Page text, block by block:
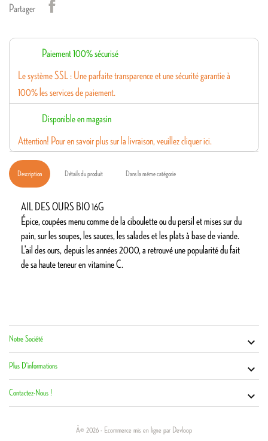
Partager
Paiement 100% sécurisé
Le système SSL : Une parfaite transparence et une sécurité garantie à
100% les services de paiement.
Disponible en magasin
Attention! Pour en savoir plus sur la livraison, veuillez cliquer ici.
Description Détails du produit Dans la même catégorie
AIL DES OURS BIO 16G
Épice, coupées menu comme de la ciboulette ou du persil et mises sur du
pain, sur les soupes, les sauces, les salades et les plats à base de viande.
L'ail des ours, depuis les années 2000, a retrouvé une popularité du fait
de sa haute teneur en vitamine C.
Notre Société 
Plus D'informations 
Contactez-Nous ! 

Â© 2026 - Ecommerce mis en ligne par Devloop